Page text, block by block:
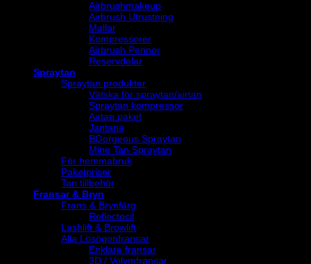
Airbrushmakeup
Airbrush Utrustning
Mallar
Kompressorer
Airbrush Pennor
Reservdelar
Spraytan
Spraytan produkter
Vätska för spraytan/airtan
Spraytan kompressor
Airtan paket
Jantana
BGorgeous Spraytan
Mine Tan Spraytan
För hemmabruk
Paketpriser
Tan tillbehör
Fransar & Bryn
Frans & Brynfärg
Reflectocil
Lashlift & Browlift
Alla Lösögonfransar
Enklare fransar
3D / Volymfransar